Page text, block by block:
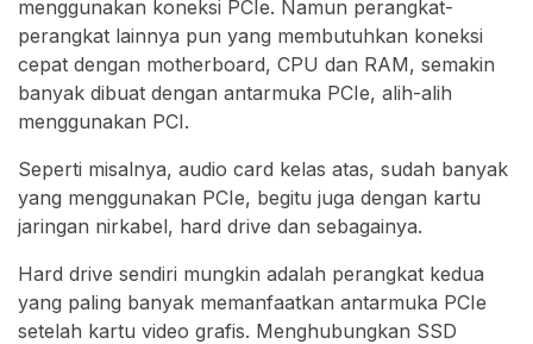
menggunakan koneksi PCIe. Namun perangkat-
perangkat lainnya pun yang membutuhkan koneksi
cepat dengan motherboard, CPU dan RAM, semakin
banyak dibuat dengan antarmuka PCIe, alih-alih
menggunakan PCI.
Seperti misalnya, audio card kelas atas, sudah banyak
yang menggunakan PCIe, begitu juga dengan kartu
jaringan nirkabel, hard drive dan sebagainya.
Hard drive sendiri mungkin adalah perangkat kedua
yang paling banyak memanfaatkan antarmuka PCIe
setelah kartu video grafis. Menghubungkan SSD